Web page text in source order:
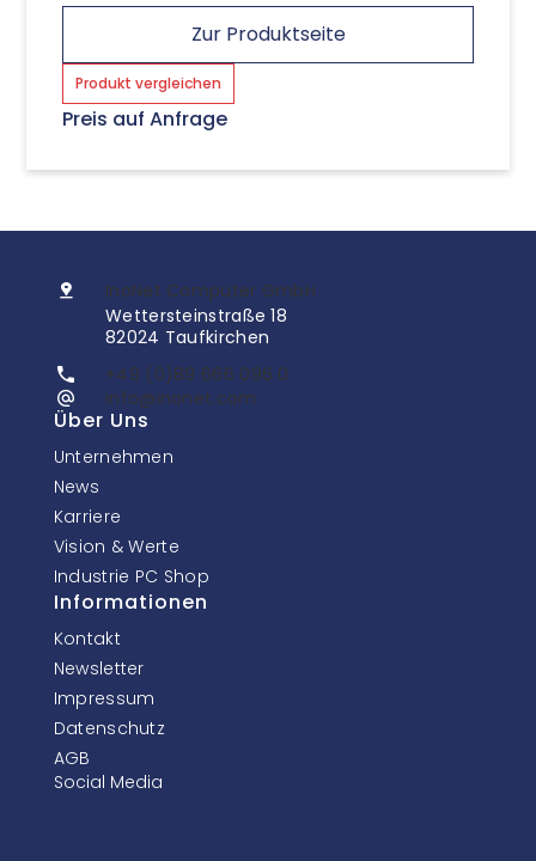
Zur Produktseite
Produkt vergleichen
Preis auf Anfrage
InoNet Computer GmbH
Wettersteinstraße 18
82024 Taufkirchen
+49 (0)89 666 096 0
info@inonet.com
Über Uns
Unternehmen
News
Karriere
Vision & Werte
Industrie PC Shop
Informationen
Kontakt
Newsletter
Impressum
Datenschutz
AGB
Social Media